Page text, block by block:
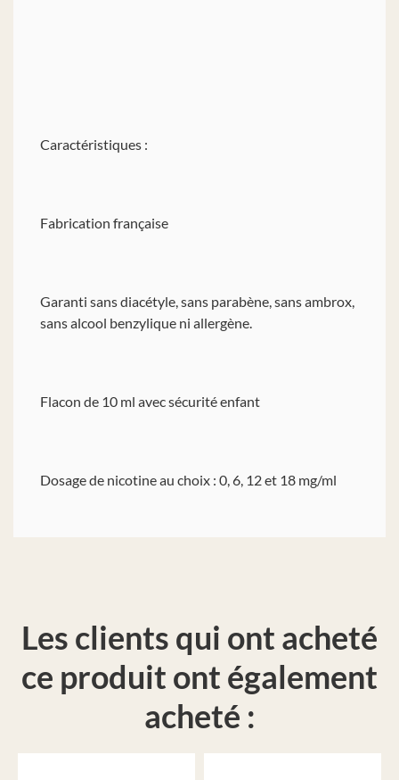
Caractéristiques :
Fabrication française
Garanti sans diacétyle, sans parabène, sans ambrox,
sans alcool benzylique ni allergène.
Flacon de 10 ml avec sécurité enfant
Dosage de nicotine au choix : 0, 6, 12 et 18 mg/ml
Les clients qui ont acheté
ce produit ont également
acheté :